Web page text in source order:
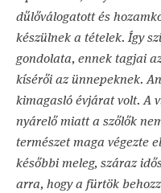
dűlőválogatott és
készülnek a tételek. Így
gondolata, ennek tagjai
kísérői az ünnepeknek.
kimagasló évjárat volt. A
nyárelő miatt a szőlők
természet maga végezte
későbbi meleg, száraz
arra, hogy a fürtök